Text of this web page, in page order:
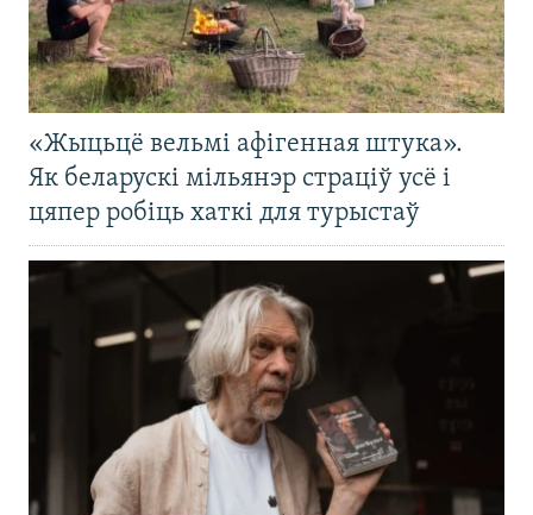
«Жыцьцё вельмі афігенная штука».
Як беларускі мільянэр страціў усё і
цяпер робіць хаткі для турыстаў